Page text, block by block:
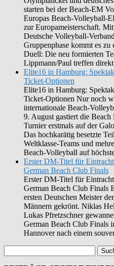
starten bei der Beach-EM
Europas Beach-Volleyball-
zur Europameisterschaft.
Deutsche Volleyball-
Gruppenphase kommt es zu
Duell: Die neu formierten
Lippmann/Paul treffen
Elite16 in Hamburg:
Ticket-Optionen
Elite16 in Hamburg:
Ticket-Optionen Nur noch
internationale Beach-
9. August gastiert die
Turnier erstmals auf der
Das hochkarätig besetzte
Weltklasse-Teams und
Beach-Volleyball auf
Erster DM-Titel für
German Beach Club Finals
Erster DM-Titel für
German Beach Club Finals
ersten Deutschen Meister
Männern gekrönt. Niklas
Lukas Pfretzschner
German Beach Club Finals
Hannover nach einem